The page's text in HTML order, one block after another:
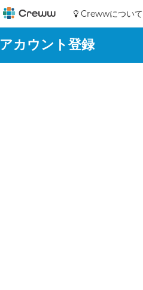
Crewwについて
アカウント登録